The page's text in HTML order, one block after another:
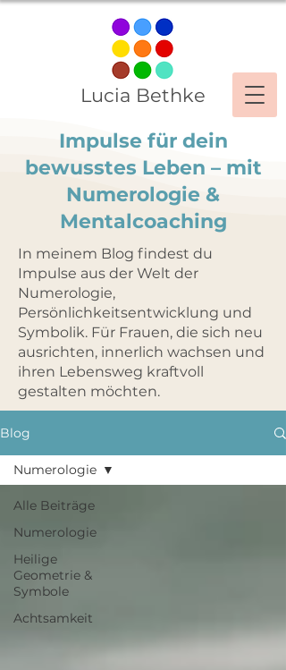
Lucia Bethke
Impulse für dein
bewusstes Leben – mit
Numerologie &
Mentalcoaching
In meinem Blog findest du
Impulse aus der Welt der
Numerologie,
Persönlichkeitsentwicklung und
Symbolik. Für Frauen, die sich neu
ausrichten, innerlich wachsen und
ihren Lebensweg kraftvoll
gestalten möchten.
Blog
Alle Beiträge
Numerologie
Heilige
Geometrie &
Symbole
Achtsamkeit
Numerologie